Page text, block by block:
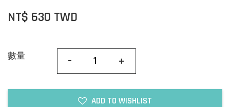
NT$ 630 TWD
數量 - +
ADD TO WISHLIST